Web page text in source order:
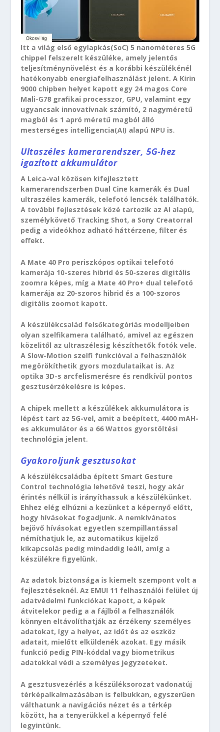
Itt a világ első egylapkás(SoC) 5 nanométeres 5G
chippel felszerelt készüléke, amely jelentős
teljesítménynövelést és a korábbi készülékénél
hatékonyabb energiafelhasználást jelent. A Kirin
9000 chipben helyet kapott egy 24 magos Core
Mali-G78 grafikai processzor, GPU, valamint egy
ugyancsak innovatívnak számító, 2 nagyméretű
magból és 1 apró méretű magból álló
mesterséges intelligencia(AI) alapú NPU is.
Ultaszéles kamerarendszer, 5G-hez
igazított akkumulátor
A Leica-val közösen kifejlesztett
kamerarendszerben Dual Cine kamerák és Dual
ultraszéles kamerák, telefotó lencsék találhatók.
A további fejlesztések közé tartozik az AI alapú,
személykövető Tracking Shot, a Sony Creatorral
pedig a videókhoz adható háttérzene, filter és
effekt.
A Mate 40 Pro periszkópos optikai telefotó
kamerája 10-szeres hibrid és 50-szeres digitális
zoomra képes, míg a Mate 40 Pro+ dual telefotó
kamerája az 20-szoros hibrid és a 100-szoros
digitális zoomot kapott.
A készülékcsalád felsőkategóriás modelljeiben
olyan szelfikamera található, amivel az egészen
közelitől az ultraszélesig készíthetők fotók vele.
A Slow-Motion szelfi funkcióval a felhasználók
megörökíthetik gyors mozdulataikat is. Az
optika 3D-s arcfelismerésre és rendkívül pontos
gesztusérzékelésre is képes.
A chipek mellett a készülékek akkumulátora is
lépést tart az 5G-vel, amit a beépített, 4400 mAH-
es akkumulátor és a 66 Wattos gyorstöltési
technológia jelent.
Gyakoroljunk gesztusokat
A készülékcsaládba épített Smart Gesture
Control technológia lehetővé teszi, hogy akár
érintés nélkül is irányíthassuk a készülékünket.
Ehhez elég elhúzni a kezünket a képernyő előtt,
hogy hívásokat fogadjunk. A nemkívánatos
bejövő hívásokat egyetlen szempillantással
némíthatjuk le, az automatikus kijelző
kikapcsolás pedig mindaddig leáll, amíg a
készülékre figyelünk.
Az adatok biztonsága is kiemelt szempont volt a
fejlesztéseknél. Az EMUI 11 felhasználói felület új
adatvédelmi funkciókat kapott, a képek
átvitelekor pedig a a fájlból a felhasználók
könnyen eltávolíthatják az érzékeny személyes
adatokat, így a helyet, az időt és az eszköz
adatait, mielőtt elküldenék azokat. Egy másik
funkció pedig PIN-kóddal vagy biometrikus
adatokkal védi a személyes jegyzeteket.
A gesztusvezérlés a készüléksorozat vadonatúj
térképalkalmazásában is felbukkan, egyszerűen
válthatunk a navigációs nézet és a térkép
között, ha a tenyerükkel a képernyő felé
legyintünk.